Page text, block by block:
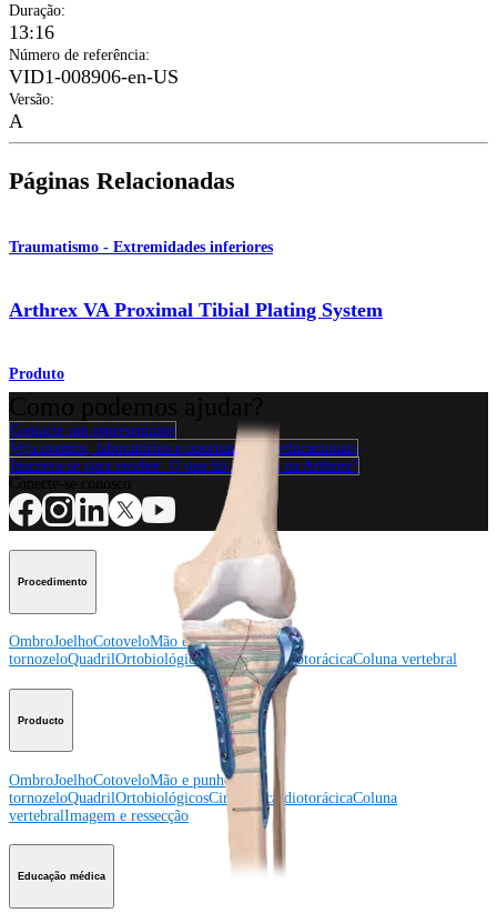
Duração:
13:16
Número de referência:
VID1-008906-en-US
Versão:
A
Páginas Relacionadas
Traumatismo - Extremidades inferiores
Arthrex VA Proximal Tibial Plating System
Produto
Contacte um representante
Veja eventos, laboratórios e oportunidades educacionais
Inscreva-se para receber: O que há de novo na Arthrex?
Procedimento
OmbroJoelhoCotoveloMão e punhoPé e
tornozeloQuadrilOrtobiológicosCirurgia cardiotorácicaColuna vertebral
Producto
OmbroJoelhoCotoveloMão e punhoPé e
tornozeloQuadrilOrtobiológicosCirurgia cardiotorácicaColuna
vertebralImagem e ressecção
Educação médica